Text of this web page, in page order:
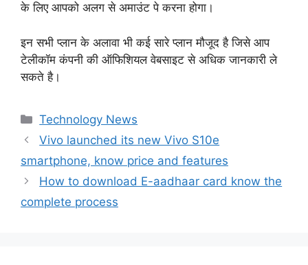
के लिए आपको अलग से अमाउंट पे करना होगा।
इन सभी प्लान के अलावा भी कई सारे प्लान मौजूद है जिसे आप
टेलीकॉम कंपनी की ऑफिशियल वेबसाइट से अधिक जानकारी ले
सकते है।
Categories
Technology News
Vivo launched its new Vivo S10e
smartphone, know price and features
How to download E-aadhaar card know the
complete process